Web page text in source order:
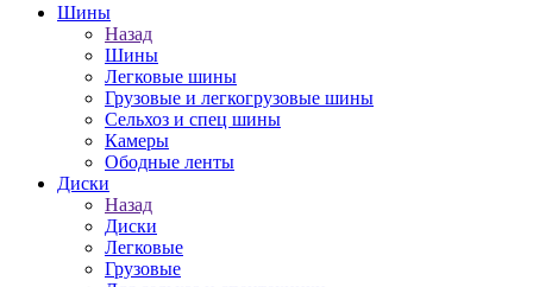
Шины
Назад
Шины
Легковые шины
Грузовые и легкогрузовые шины
Сельхоз и спец шины
Камеры
Ободные ленты
Диски
Назад
Диски
Легковые
Грузовые